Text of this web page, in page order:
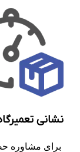
نشانی
برای مشاوره